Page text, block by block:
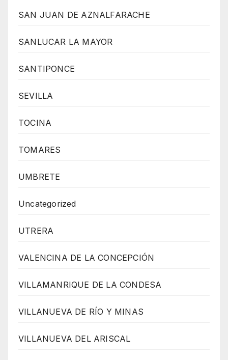
SAN JUAN DE AZNALFARACHE
SANLUCAR LA MAYOR
SANTIPONCE
SEVILLA
TOCINA
TOMARES
UMBRETE
Uncategorized
UTRERA
VALENCINA DE LA CONCEPCIÓN
VILLAMANRIQUE DE LA CONDESA
VILLANUEVA DE RÍO Y MINAS
VILLANUEVA DEL ARISCAL